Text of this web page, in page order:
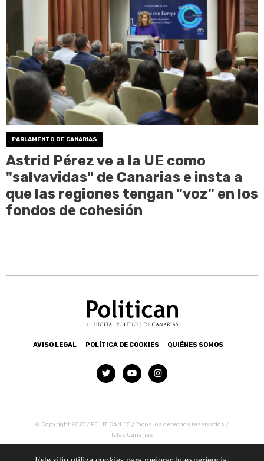
PARLAMENTO DE CANARIAS
Astrid Pérez ve a la UE como
"salvavidas" de Canarias e insta a
que las regiones tengan "voz" en los
fondos de cohesión
AVISO LEGAL POLÍTICA DE COOKIES QUIÉNES SOMOS
© Copyright 2023 / POLITICAN.ES /Todos los derechos reservados /
Islas Canarias